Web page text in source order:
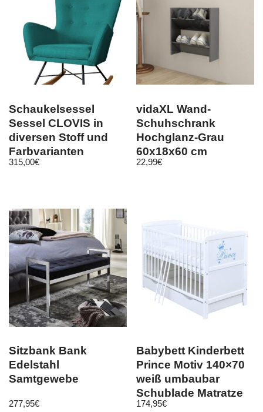
Schaukelsessel
Sessel CLOVIS in
diversen Stoff und
Farbvarianten
315,00€
vidaXL Wand-
Schuhschrank
Hochglanz-Grau
60x18x60 cm
Holzwerkstoff
22,99€
Sitzbank Bank
Edelstahl
Samtgewebe
277,95€
Babybett Kinderbett
Prince Motiv 140×70
weiß umbaubar
Schublade Matratze
174,95€